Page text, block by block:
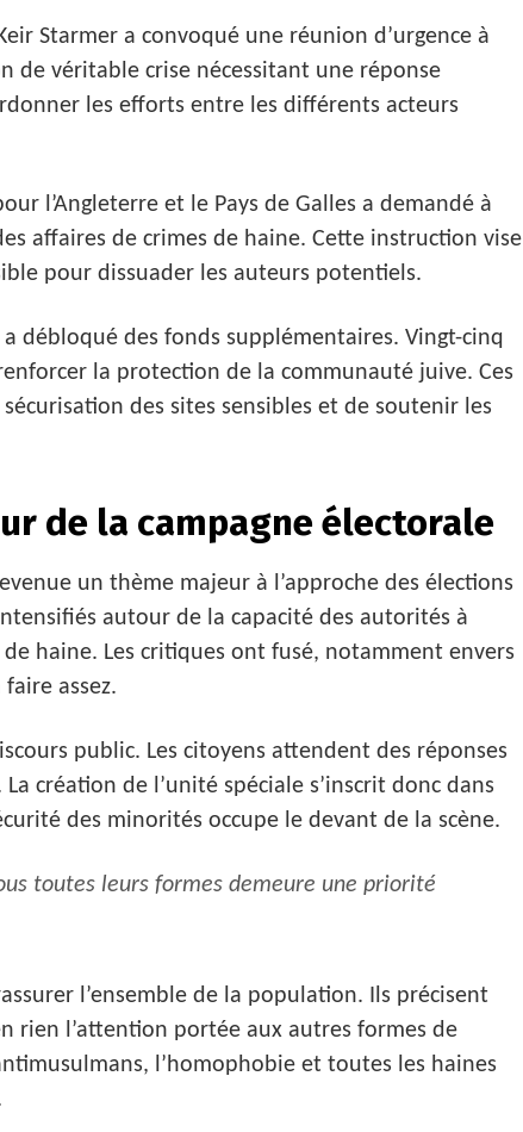
Starmer a convoqué une réunion d’urgence à
de véritable crise nécessitant une réponse
les efforts entre les différents acteurs
l’Angleterre et le Pays de Galles a demandé à
affaires de crimes de haine. Cette instruction vise
pour dissuader les auteurs potentiels.
débloqué des fonds supplémentaires. Vingt-cinq
la protection de la communauté juive. Ces
des sites sensibles et de soutenir les
de la campagne électorale
un thème majeur à l’approche des élections
autour de la capacité des autorités à
haine. Les critiques ont fusé, notamment envers
assez.
public. Les citoyens attendent des réponses
création de l’unité spéciale s’inscrit donc dans
des minorités occupe le devant de la scène.
toutes leurs formes demeure une priorité
l’ensemble de la population. Ils précisent
rien l’attention portée aux autres formes de
l’homophobie et toutes les haines